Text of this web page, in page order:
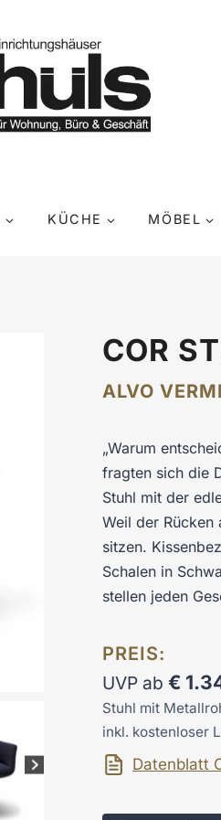
KÜCHE MÖBEL
COR
ALVO
„Warum
fragten sich die
Stuhl mit der
Weil der Rücken
sitzen.
Schalen in
stellen jeden
PREIS:
UVP ab €
Stuhl mit
inkl. kostenloser
Datenblatt